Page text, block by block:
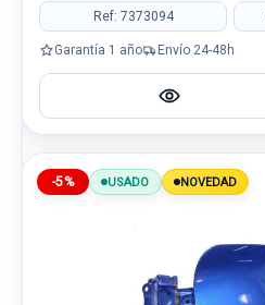
Ref: 7373094
Garantía 1 año Envío 24-48h
-5% USADO NOVEDAD